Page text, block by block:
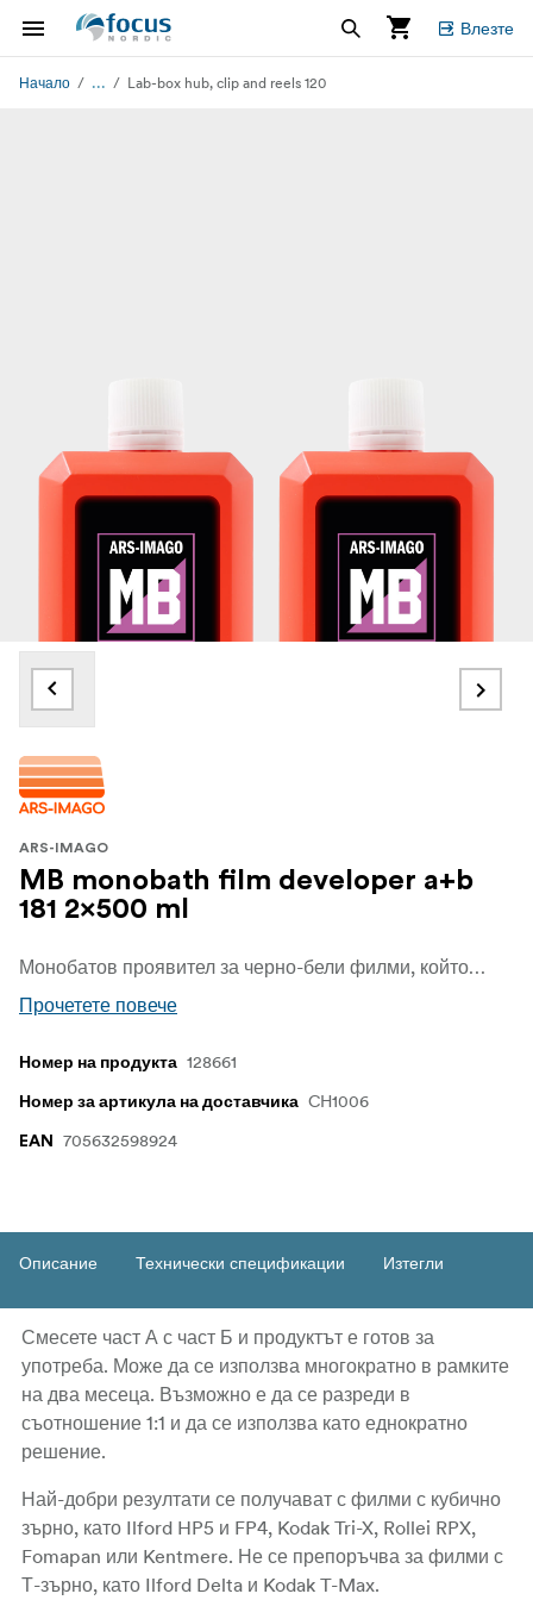
Влезте
Начало ... Lab-box hub, clip and reels 120
ARS-IMAGO
MB monobath film developer a+b
181 2x500 ml
Монобатов проявител за черно-бели филми, който проявява и фиксира в един-единствен разтвор, давайки негативи със среден до висок контраст и балансирано тонално възпроизвеждане.
Прочетете повече
Номер на продукта 128661
Номер за артикула на доставчика CH1006
EAN 705632598924
Описание Технически спецификации Изтегли
Смесете част А с част Б и продуктът е готов за
употреба. Може да се използва многократно в рамките
на два месеца. Възможно е да се разреди в
съотношение 1:1 и да се използва като еднократно
решение.
Най-добри резултати се получават с филми с кубично
зърно, като Ilford HP5 и FP4, Kodak Tri-X, Rollei RPX,
Fomapan или Kentmere. Не се препоръчва за филми с
Т-зърно, като Ilford Delta и Kodak T-Max.